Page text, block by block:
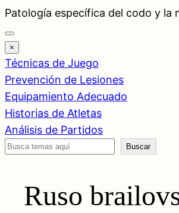
Saltar
al
contenido
Patología específica del codo y la
×
Técnicas de Juego
Prevención de Lesiones
Equipamiento Adecuado
Historias de Atletas
Análisis de Partidos
Buscar
Buscar
Ruso